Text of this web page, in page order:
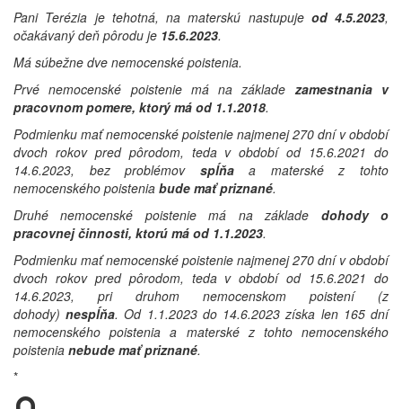
Pani Terézia je tehotná, na materskú nastupuje od 4.5.2023,
očakávaný deň pôrodu je 15.6.2023.
Má súbežne dve nemocenské poistenia.
Prvé nemocenské poistenie má na základezamestnania v
pracovnom pomere, ktorý má od 1.1.2018.
Podmienku mať nemocenské poistenie najmenej 270 dní v období
dvoch rokov pred pôrodom, teda v období od 15.6.2021 do
14.6.2023, bez problémov spĺňaa materské z tohto
nemocenského poistenia bude mať priznané.
Druhé nemocenské poistenie má na základe dohody o
pracovnej činnosti, ktorú má od 1.1.2023.
Podmienku mať nemocenské poistenie najmenej 270 dní v období
dvoch rokov pred pôrodom, teda v období od 15.6.2021 do
14.6.2023, pri druhom nemocenskom poistení (z
dohody)nespĺňa. Od 1.1.2023 do 14.6.2023 získa len 165 dní
nemocenského poistenia a materské z tohto nemocenského
poistenia nebude mať priznané.
*